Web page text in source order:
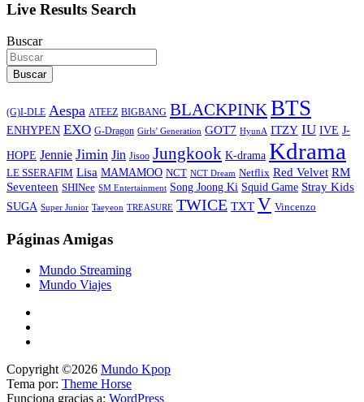
Live Results Search
Buscar
Buscar
(G)I-DLE Aespa ATEEZ BIGBANG BLACKPINKBTS
ENHYPEN EXO G-Dragon Girls’ Generation GOT7 HyunA ITZY IU IVE J-
HOPE Jennie Jimin Jin Jisoo Jungkook K-drama Kdrama
LE SSERAFIM Lisa MAMAMOO NCT NCT Dream Netflix Red Velvet RM
Seventeen SHINee SM Entertainment Song Joong Ki Squid Game Stray Kids
SUGA Super Junior Taeyeon TREASURE TWICE TXT V Vincenzo
Páginas Amigas
Mundo Streaming
Mundo Viajes
Copyright ©2026 Mundo Kpop
Tema por: Theme Horse
Funciona gracias a: WordPress